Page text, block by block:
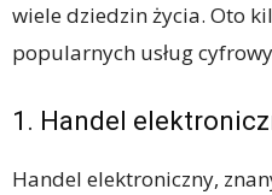
wiele dziedzin życia. Oto
popularnych usług
1. Handel
Handel elektroniczny,